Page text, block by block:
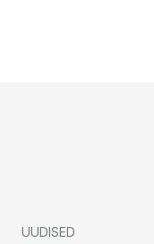
UUDISED